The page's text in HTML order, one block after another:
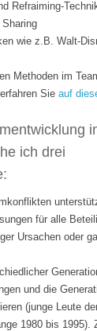
Refraiming-
wie z.B. Walt-
Methoden im
Sie auf
ich drei
für alle
Ursachen oder
und die
(junge Leute
1980 bis 1995).